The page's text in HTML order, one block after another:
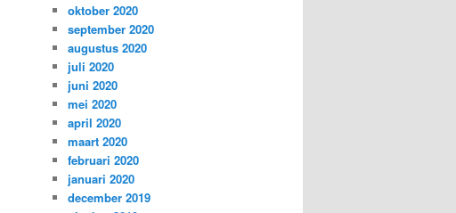
oktober 2020
september 2020
augustus 2020
juli 2020
juni 2020
mei 2020
april 2020
maart 2020
februari 2020
januari 2020
december 2019